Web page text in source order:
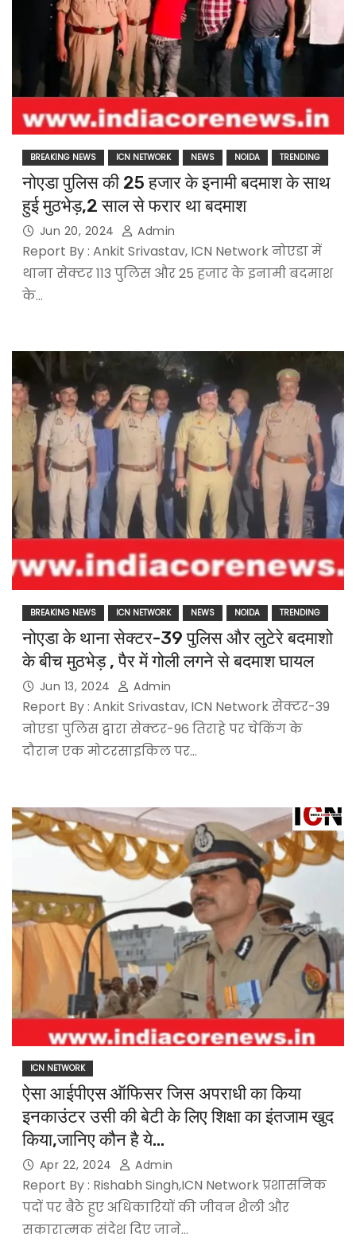
BREAKING NEWS ICN NETWORK NEWS NOIDA TRENDING
नोएडा पुलिस की 25 हजार के इनामी बदमाश के साथ
हुई मुठभेड़,2 साल से फरार था बदमाश
Jun 20, 2024 Admin
Report By : Ankit Srivastav, ICN Network नोएडा में
थाना सेक्टर 113 पुलिस और 25 हजार के इनामी बदमाश
के…
BREAKING NEWS ICN NETWORK NEWS NOIDA TRENDING
नोएडा के थाना सेक्टर-39 पुलिस और लुटेरे बदमाशो
के बीच मुठभेड़ , पैर में गोली लगने से बदमाश घायल
Jun 13, 2024 Admin
Report By : Ankit Srivastav, ICN Network सेक्टर-39
नोएडा पुलिस द्वारा सेक्टर-96 तिराहे पर चेकिंग के
दौरान एक मोटरसाइकिल पर…
ICN NETWORK
ऐसा आईपीएस ऑफिसर जिस अपराधी का किया
इनकाउंटर उसी की बेटी के लिए शिक्षा का इंतजाम खुद
किया,जानिए कौन है ये…
Apr 22, 2024 Admin
Report By : Rishabh Singh,ICN Network प्रशासनिक
पदों पर बैठे हुए अधिकारियों की जीवन शैली और
सकारात्मक संदेश दिए जाने…